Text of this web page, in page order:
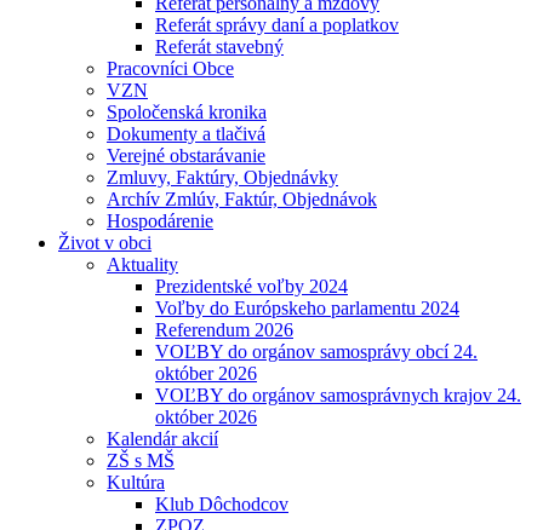
Referát správy daní a poplatkov
Referát stavebný
Pracovníci Obce
VZN
Spoločenská kronika
Dokumenty a tlačivá
Verejné obstarávanie
Zmluvy, Faktúry, Objednávky
Archív Zmlúv, Faktúr, Objednávok
Hospodárenie
Život v obci
Aktuality
Prezidentské voľby 2024
Voľby do Európskeho parlamentu 2024
Referendum 2026
VOĽBY do orgánov samosprávy obcí 24.
október 2026
VOĽBY do orgánov samosprávnych krajov 24.
október 2026
Kalendár akcií
ZŠ s MŠ
Kultúra
Klub Dôchodcov
ZPOZ